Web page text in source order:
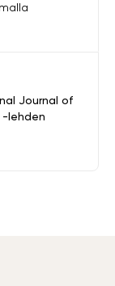
Journal of
-lehden